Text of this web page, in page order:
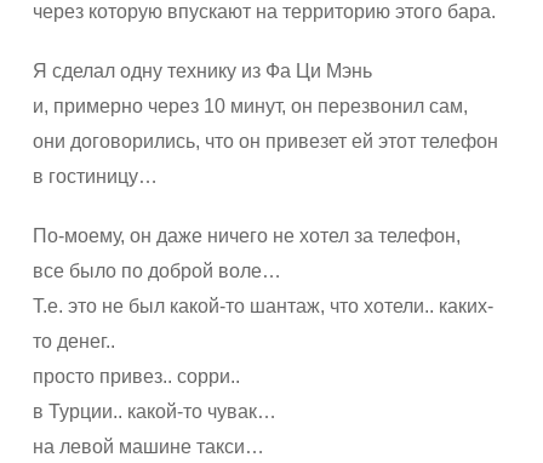
через которую впускают на территорию этого бара.
Я сделал одну технику из Фа Ци Мэнь
и, примерно через 10 минут, он перезвонил сам,
они договорились, что он привезет ей этот телефон
в гостиницу…
По-моему, он даже ничего не хотел за телефон,
все было по доброй воле…
Т.е. это не был какой-то шантаж, что хотели.. каких-
то денег..
просто привез.. сорри..
в Турции.. какой-то чувак…
на левой машине такси…